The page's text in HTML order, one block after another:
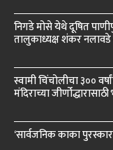
निगडे मोसे येथे दूषित
तालुकाध्यक्ष शंकर नलावडे
स्वामी चिंचोलीचा ३००
मंदिराच्या
‘सार्वजनिक काका